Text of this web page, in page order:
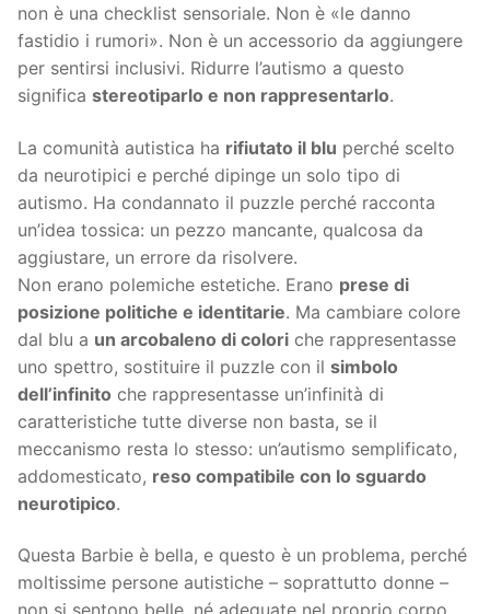
non è una checklist sensoriale. Non è «le danno
fastidio i rumori». Non è un accessorio da aggiungere
per sentirsi inclusivi. Ridurre l’autismo a questo
significa stereotiparlo e non rappresentarlo.
La comunità autistica ha rifiutato il blu perché scelto
da neurotipici e perché dipinge un solo tipo di
autismo. Ha condannato il puzzle perché racconta
un’idea tossica: un pezzo mancante, qualcosa da
aggiustare, un errore da risolvere.
Non erano polemiche estetiche. Erano prese di
posizione politiche e identitarie. Ma cambiare colore
dal blu a un arcobaleno di colori che rappresentasse
uno spettro, sostituire il puzzle con il simbolo
dell’infinito che rappresentasse un’infinità di
caratteristiche tutte diverse non basta, se il
meccanismo resta lo stesso: un’autismo semplificato,
addomesticato, reso compatibile con lo sguardo
neurotipico.
Questa Barbie è bella, e questo è un problema, perché
moltissime persone autistiche – soprattutto donne –